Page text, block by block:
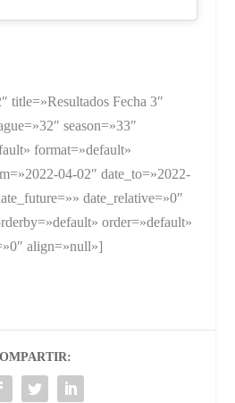
title=»Resultados Fecha 3″
season=»33″
format=»default»
04-02″ date_to=»2022-
date_relative=»0″
order=»default»
align=»null»]